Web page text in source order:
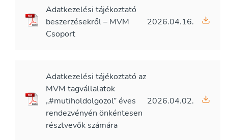
Adatkezelési tájékoztató
beszerzésekről – MVM
Csoport
2026.04.16.
Adatkezelési tájékoztató az
MVM tagvállalatok
„#mutiholdolgozol” éves
rendezvényén önkéntesen
résztvevők számára
2026.04.02.